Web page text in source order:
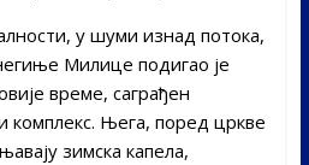
у шуми изнад потока,
Милице подигао је
време, саграђен
комплекс. Њега, поред цркве
зимска капела,